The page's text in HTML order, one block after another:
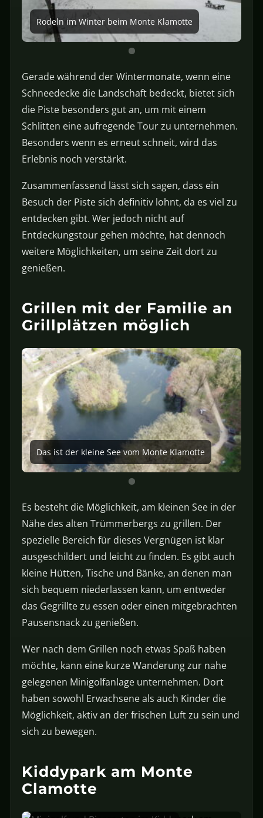
Rodeln im Winter beim Monte Klamotte
Gerade während der Wintermonate, wenn eine
Schneedecke die Landschaft bedeckt, bietet sich
die Piste besonders gut an, um mit einem
Schlitten eine aufregende Tour zu unternehmen.
Besonders wenn es erneut schneit, wird das
Erlebnis noch verstärkt.
Zusammenfassend lässt sich sagen, dass ein
Besuch der Piste sich definitiv lohnt, da es viel zu
entdecken gibt. Wer jedoch nicht auf
Entdeckungstour gehen möchte, hat dennoch
weitere Möglichkeiten, um seine Zeit dort zu
genießen.
Grillen mit der Familie an
Grillplätzen möglich
Das ist der kleine See vom Monte Klamotte
Es besteht die Möglichkeit, am kleinen See in der
Nähe des alten Trümmerbergs zu grillen. Der
spezielle Bereich für dieses Vergnügen ist klar
ausgeschildert und leicht zu finden. Es gibt auch
kleine Hütten, Tische und Bänke, an denen man
sich bequem niederlassen kann, um entweder
das Gegrillte zu essen oder einen mitgebrachten
Pausensnack zu genießen.
Wer nach dem Grillen noch etwas Spaß haben
möchte, kann eine kurze Wanderung zur nahe
gelegenen Minigolfanlage unternehmen. Dort
haben sowohl Erwachsene als auch Kinder die
Möglichkeit, aktiv an der frischen Luft zu sein und
sich zu bewegen.
Kiddypark am Monte
Clamotte